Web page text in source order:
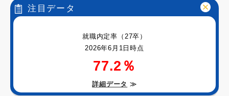
注目データ
就職内定率（27卒）
2026年6月1日時点
77.2％
詳細データ ≫